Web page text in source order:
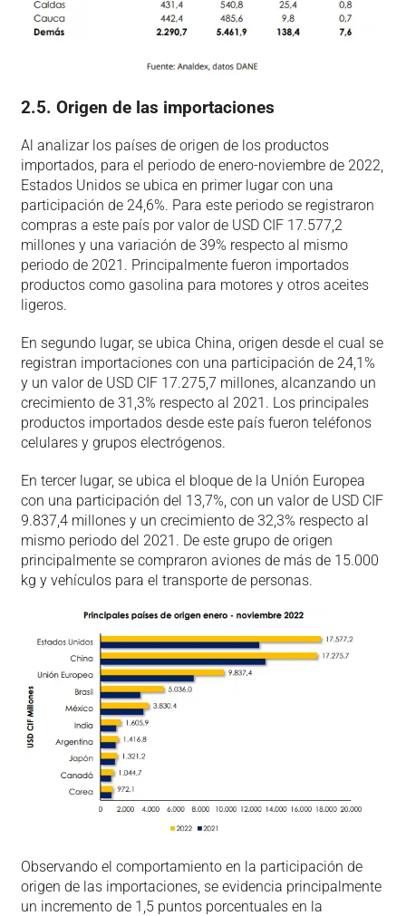
2.5. Origen de las importaciones
Al analizar los países de origen de los productos
importados, para el periodo de enero-noviembre de 2022,
Estados Unidos se ubica en primer lugar con una
participación de 24,6%. Para este periodo se registraron
compras a este país por valor de USD CIF 17.577,2
millones y una variación de 39% respecto al mismo
periodo de 2021. Principalmente fueron importados
productos como gasolina para motores y otros aceites
ligeros.
En segundo lugar, se ubica China, origen desde el cual se
registran importaciones con una participación de 24,1%
y un valor de USD CIF 17.275,7 millones, alcanzando un
crecimiento de 31,3% respecto al 2021. Los principales
productos importados desde este país fueron teléfonos
celulares y grupos electrógenos.
En tercer lugar, se ubica el bloque de la Unión Europea
con una participación del 13,7%, con un valor de USD CIF
9.837,4 millones y un crecimiento de 32,3% respecto al
mismo periodo del 2021. De este grupo de origen
principalmente se compraron aviones de más de 15.000
kg y vehículos para el transporte de personas.
Observando el comportamiento en la participación de
origen de las importaciones, se evidencia principalmente
un incremento de 1,5 puntos porcentuales en la